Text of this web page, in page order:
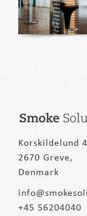
Korskildelund
2670 Greve,
Denmark
+45 56204040